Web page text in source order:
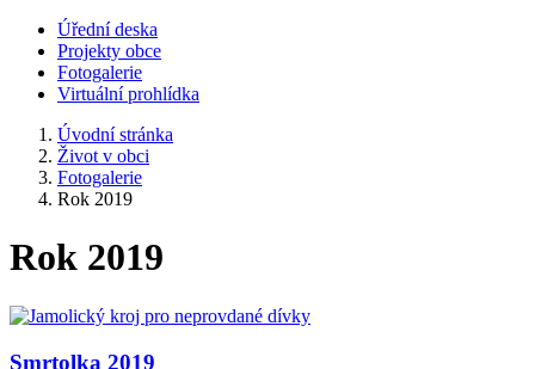
Úřední deska
Projekty obce
Fotogalerie
Virtuální prohlídka
Úvodní stránka
Život v obci
Fotogalerie
Rok 2019
Rok 2019
Smrtolka 2019